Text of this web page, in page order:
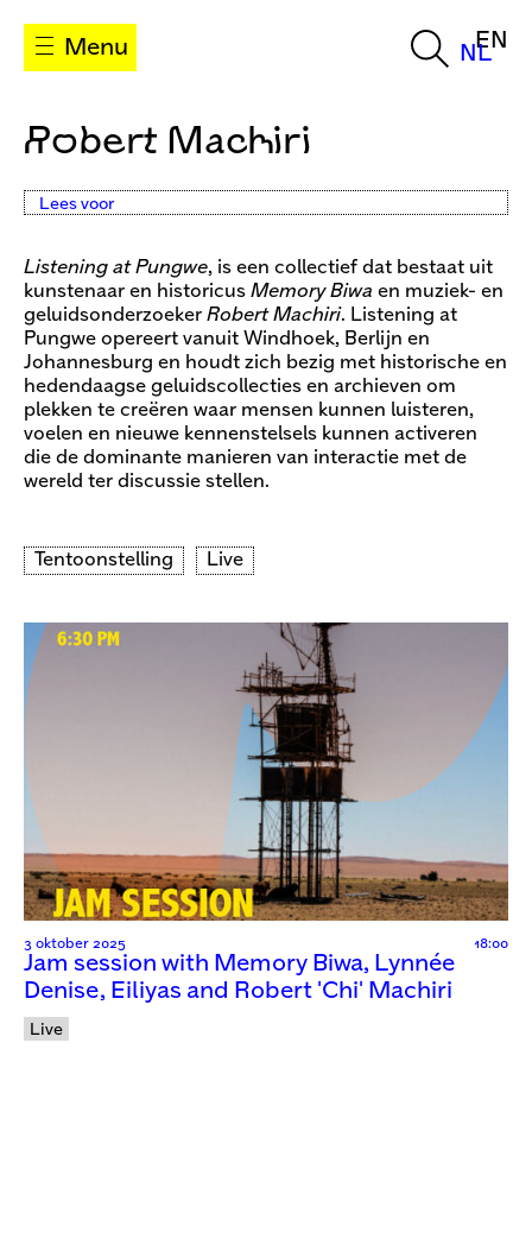
Menu NL
EN
Robert Machiri
Lees voor
Listening at Pungwe, is een collectief dat bestaat uit
kunstenaar en historicus Memory Biwa en muziek- en
geluidsonderzoeker Robert Machiri. Listening at
Pungwe opereert vanuit Windhoek, Berlijn en
Johannesburg en houdt zich bezig met historische en
hedendaagse geluidscollecties en archieven om
plekken te creëren waar mensen kunnen luisteren,
voelen en nieuwe kennenstelsels kunnen activeren
die de dominante manieren van interactie met de
wereld ter discussie stellen.
Tentoonstelling Live
3 oktober 2025 18:00
Jam session with Memory Biwa, Lynnée
Denise, Eiliyas and Robert 'Chi' Machiri
Live